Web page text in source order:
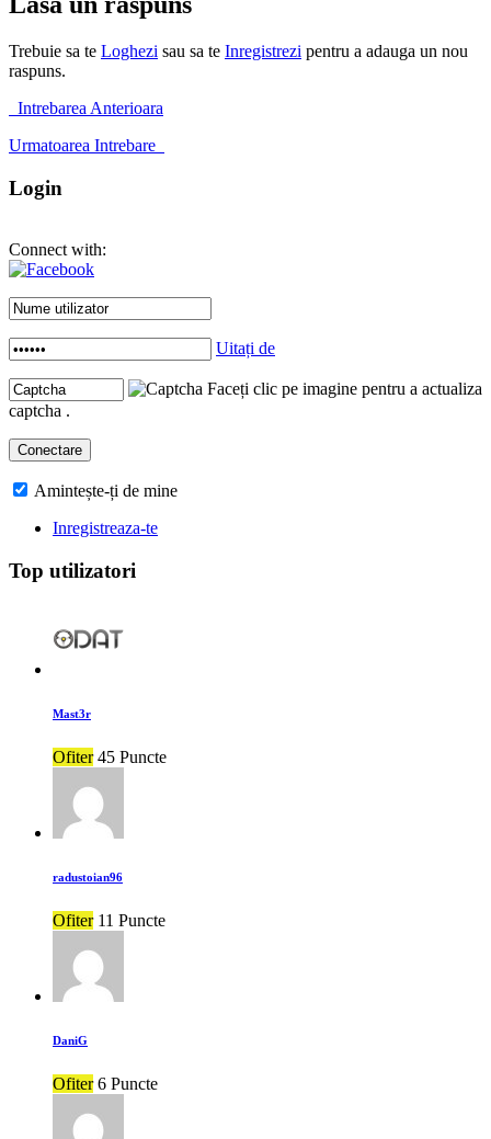
Trebuie sa te Loghezi sau sa te Inregistrezi pentru a adauga un nou
raspuns.
Intrebarea Anterioara
Urmatoarea Intrebare
Login
Connect with:
Uitați de
Faceți clic pe imagine pentru a actualiza
captcha .
Amintește-ți de mine
Inregistreaza-te
Top utilizatori
Mast3r
Ofiter 45 Puncte
radustoian96
Ofiter 11 Puncte
DaniG
Ofiter 6 Puncte